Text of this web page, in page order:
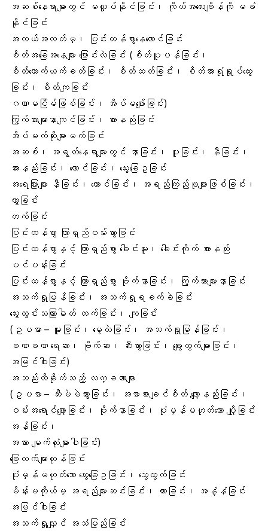
အဆစ်နေရာများတွင် မလှုပ်နိုင်ခြင်း၊ ကိုယ်အလေးချိန်ကို မခံ
နိုင်ခြင်း
အလယ်အလတ်မှ၊ ပြင်းထန်စွာနေလောင်ခြင်း
စိတ်အခြေအနေများ ပြောင်းလဲခြင်း (စိတ်ပူပန်ခြင်း၊
စိတ်ယောက်ယက်ခတ်ခြင်း၊ စိတ်ဆတ်ခြင်း၊ စိတ်အာရုံရှုပ်ထွေး
ခြင်း၊ စိတ်ကျခြင်း
ဂဏာမငြိမ်ဖြစ်ခြင်း၊ အိပ်မပျော်ခြင်း)
ကြွက်သားများနာကျင်ခြင်း၊ အားနည်းခြင်း
အိပ်မက်ဆိုးများမက်ခြင်း
အဆစ်၊ အရွတ်နေရာများတွင် နာခြင်း၊ ပူခြင်း၊ နီခြင်း၊
အားနည်းခြင်း၊ ယောင်ခြင်း၊ သွေးခြေဥခြင်း
အရေပြားများ နီခြင်း၊ ယောင်ခြင်း၊ အရည်ကြည်ဖုများဖြစ်ခြင်း၊
ကွာခြင်း
တက်ခြင်း
ပြင်းထန်စွာ ကြာရှည်ဝမ်းသွားခြင်း
ပြင်းထန်စွာနှင့် ကြာရှည်စွာ ခေါင်းမူး၊ ခေါင်းကိုက် အားနည်း
ပင်ပန်းခြင်း
ပြင်းထန်စွာနှင့် ကြာရှည်စွာ ဗိုက်နာခြင်း၊ ကြွက်သားများနာခြင်း
အသက်ရှုမြန်ခြင်း၊ အသက်ရှုရခက်ခဲခြင်း
သွေးတွင်းသကြားဓါတ် တက်ခြင်း၊ ကျခြင်း
(ဥပမာ – မူးခြင်း၊ မေ့လဲခြင်း၊ အသက်ရှုမြန်ခြင်း၊
ခဏခဏ ရေဆာ၊ ဗိုက်ဆာ၊ ဆီးသွားခြင်း၊ ချွေးထွက်များခြင်း၊
အမြင်ဝါးခြင်း)
အသည်းထိခိုက်သည့် လက္ခဏာများ
(ဥပမာ – ဆီးမဲမဲသွားခြင်း၊ အစာစားချင်စိတ် လျော့နည်းခြင်း၊
ဝမ်းအရောင်ဖျော့ခြင်း၊ ဗိုက်နာခြင်း၊ ပုံမှန်မဟုတ်သော ပျို့ခြင်း
အန်ခြင်း၊
အသား မျက်လုံးများဝါခြင်း)
ခြေလက်များတုန်ခြင်း
ပုံမှန်မဟုတ်သော သွေးခြေဥခြင်း၊ သွေထွက်ခြင်း
မိန်းမကိုယ်မှ အရည်များဆင်းခြင်း၊ ယားခြင်း၊ အနံ့နံခြင်း
အမြင်ဝါးခြင်း
အသက်ရှုလျှင် အသံမြည်ခြင်း